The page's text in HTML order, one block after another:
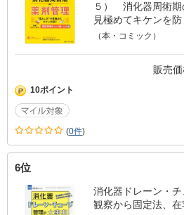
５） 消化器周術期
見極めてキケンを防
（本・コミック）
販売価
10ポイント
(0件)
6位
消化器ドレーン・
観察から固定法、